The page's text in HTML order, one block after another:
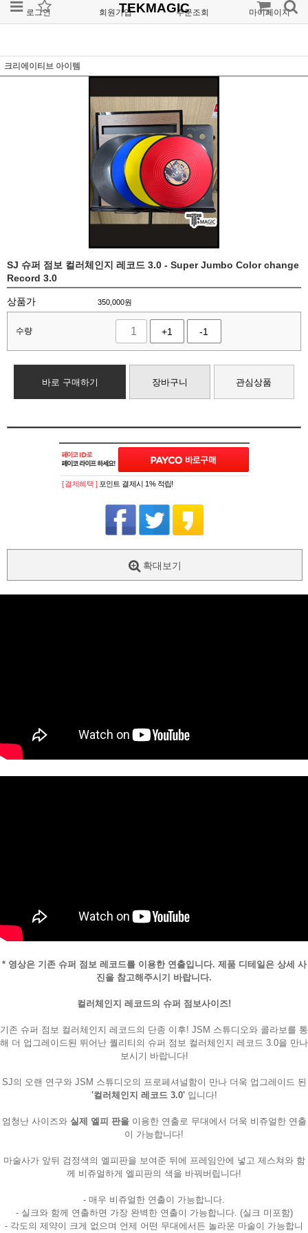
로그인 회원가입 주문조회 마이페이지
TEKMAGIC
크리에이티브 아이템
SJ 슈퍼 점보 컬러체인지 레코드 3.0 - Super Jumbo Color change
Record 3.0
상품가 350,000원
수량 +1 -1
바로 구매하기 장바구니 관심상품
[ 결제혜택 ] 포인트 결제시 1% 적립!
확대보기
* 영상은 기존 슈퍼 점보 레코드를 이용한 연출입니다. 제품 디테일은 상세 사
진을 참고해주시기 바랍니다.
컬러체인지 레코드의 슈퍼 점보사이즈!
기존 슈퍼 점보 컬러체인지 레코드의 단종 이후! JSM 스튜디오와 콜라보를 통
해 더 업그레이드된 뛰어난 퀄리티의 슈퍼 점보 컬러체인지 레코드 3.0을 만나
보시기 바랍니다!
SJ의 오랜 연구와 JSM 스튜디오의 프로페셔널함이 만나 더욱 업그레이드 된
'컬러체인지 레코드 3.0' 입니다!
엄청난 사이즈와 실제 엘피 판을이용한 연출로 무대에서 더욱 비쥬얼한 연출
이 가능합니다!
마술사가 앞뒤 검정색의 엘피판을 보여준 뒤에 프레임안에 넣고 제스쳐와 함
께 비쥬얼하게 엘피판의 색을 바꿔버립니다!
- 매우 비쥬얼한 연출이 가능합니다.
- 실크와 함께 연출하면 가장 완벽한 연출이 가능합니다. (실크 미포함)
- 각도의 제약이 크게 없으며 언제 어떤 무대에서든 놀라운 마술이 가능합니